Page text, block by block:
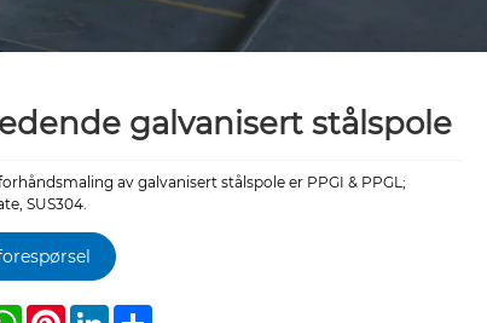
galvanisert stålspole
av galvanisert stålspole er PPGI & PPGL;
SUS304.
WhatsAppPinterestLinkedInShare